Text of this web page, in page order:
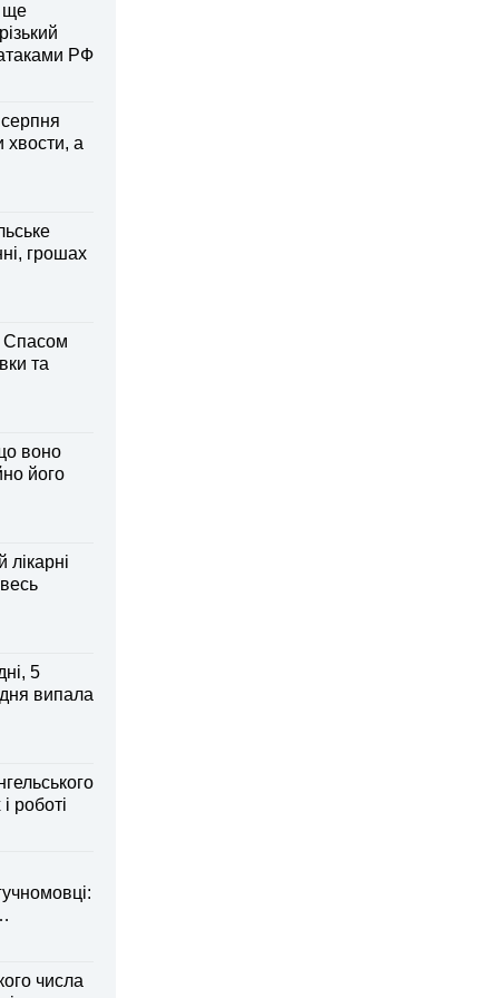
ще
РФ
хвости, а
грошах
Спасом
та
воно
його
5
випала
роботі
числа